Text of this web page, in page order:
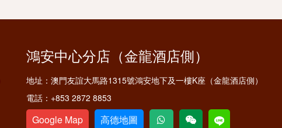
鴻安中心分店（金龍酒店側）
地址： 澳門友誼大馬路1315號鴻安地下及一樓K座（金龍酒店側）
電話： +853 2872 8853
Google Map 高德地圖